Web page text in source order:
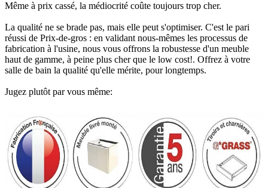
Même à prix cassé, la médiocrité coûte toujours trop cher.
La qualité ne se brade pas, mais elle peut s'optimiser. C'est le pari
réussi de Prix-de-gros : en validant nous-mêmes les processus de
fabrication à l'usine, nous vous offrons la robustesse d'un meuble
haut de gamme, à peine plus cher que le low cost!. Offrez à votre
salle de bain la qualité qu'elle mérite, pour longtemps.
Jugez plutôt par vous même: